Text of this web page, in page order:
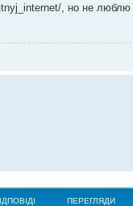
, но не люблю
ПЕРЕГЛЯДИ